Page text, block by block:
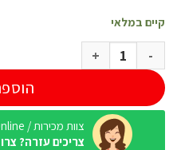
קיים במלאי
כמות של Heat it נגד יתושים Android
צוות מכירות / Online
צריכים עזרה?